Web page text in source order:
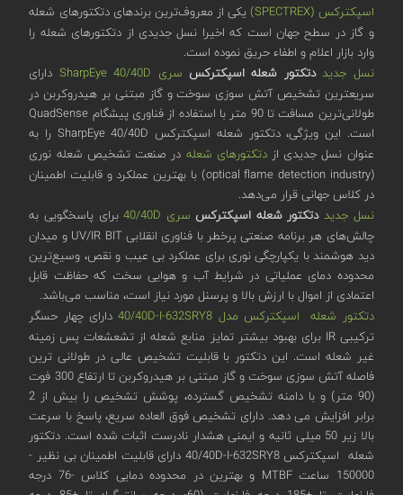
اسپکترکس (SPECTREX)
یکی از معروف‌ترین برندهای دتکتورهای شعله
و گاز در سطح جهان است که اخیرا نسل جدیدی از دتکتورهای شعله را
وارد بازار اعلام و اطفاء حریق نموده است.
نسل جدیددتکتور شعله اسپکترکس سری SharpEye 40/40D
دارای
سریعترین تشخیص آتش سوزی سوخت و گاز مبتنی بر هیدروکربن در
طولانی‌ترین مسافت تا 90 متر با استفاده از فناوری پیشگام QuadSense
است. این ویژگی، دتکتور شعله اسپکترکس SharpEye 40/40D را به
عنوان نسل جدیدی ازدتکتورهای شعله در صنعت تشخیص شعله نوری
(optical flame detection industry) با بهترین عملکرد و قابلیت اطمینان
در کلاس جهانی قرار می‌دهد.
نسل جدیددتکتور شعله اسپکترکس سری 40/40D
برای پاسخگویی به
چالش‌های هر برنامه صنعتی پرخطر با فناوری انقلابی UV/IR BIT و میدان
دید هوشمند با یکپارچگی نوری برای عملکرد بی عیب و نقص، وسیع‌ترین
محدوده دمای عملیاتی در شرایط آب و هوایی سخت که حفاظت قابل
اعتمادی از اموال با ارزش بالا و پرسنل مورد نیاز است، مناسب می‌باشد.
دتکتور شعله اسپکترکس مدل 40/40D-I-632SRY8
دارای چهار حسگر
ترکیبی IR برای بهبود بیشتر تمایز منابع شعله از تشعشعات پس زمینه
غیر شعله است. این دتکتور با قابلیت تشخیص عالی در طولانی ترین
فاصله آتش سوزی سوخت و گاز مبتنی بر هیدروکربن تا ارتفاع 300 فوت
(90 متر) و با دامنه تشخیص گسترده، پوشش تشخیص را بیش از 2
برابر افزایش می دهد. دارای تشخیص فوق العاده سریع، پاسخ با سرعت
بالا زیر 50 میلی ثانیه و ایمنی هشدار نادرست اثبات شده است. دتکتور
شعله اسپکترکس 40/40D-I-632SRY8 دارای قابلیت اطمینان بی نظیر -
150000 ساعت MTBF و بهترین در محدوده دمایی کلاس -76 درجه